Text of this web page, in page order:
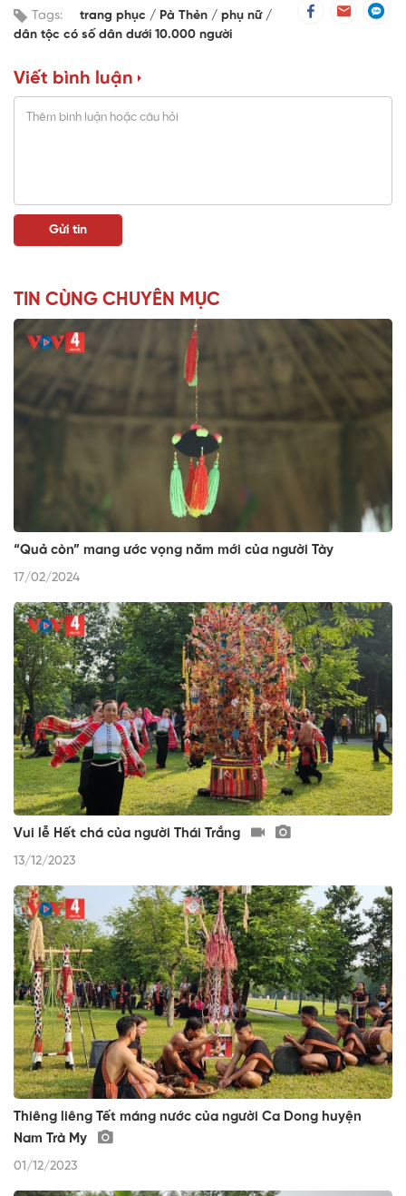
Tags: trang phục Pà Thẻn
phụ nữ
dân tộc có số dân dưới 10.000 người
Viết bình luận
TIN CÙNG CHUYÊN MỤC
“Quả còn” mang ước vọng năm mới của người Tày
17/02/2024
Vui lễ Hết chá của người Thái Trắng
13/12/2023
Thiêng liêng Tết máng nước của người Ca Dong huyện
Nam Trà My
01/12/2023